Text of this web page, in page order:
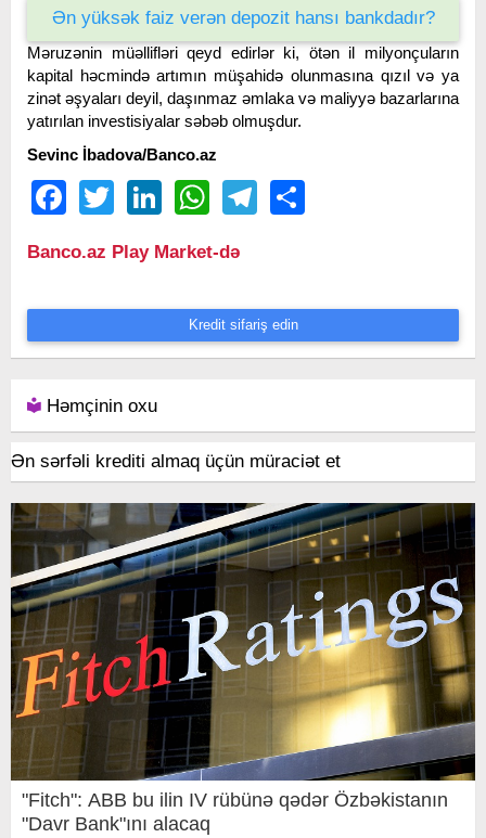
Ən yüksək faiz verən depozit hansı bankdadır?
Məruzənin müəllifləri qeyd edirlər ki, ötən il milyonçuların
kapital həcmində artımın müşahidə olunmasına qızıl və ya
zinət əşyaları deyil, daşınmaz əmlaka və maliyyə bazarlarına
yatırılan investisiyalar səbəb olmuşdur.
Sevinc İbadova/Banco.az
FacebookTwitter LinkedIn WhatsAppTelegram
Banco.az Play Market-də
Kredit sifariş edin
Həmçinin oxu
Ən sərfəli krediti almaq üçün müraciət et
"Fitch": ABB bu ilin IV rübünə qədər Özbəkistanın
"Davr Bank"ını alacaq